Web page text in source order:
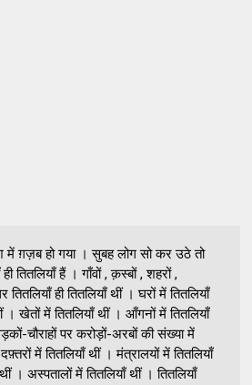
में ग़ज़ब हो गया । सुबह लोग सो कर उठे तो
तितलियाँ हैं । गाँवों , क़स्बों , शहरों ,
ही तितलियाँ थीं । घरों में तितलियाँ
। खेतों में तितलियाँ थीं । आँगनों में तितलियाँ
चौराहों पर करोड़ों-अरबों की संख्या में
में तितलियाँ थीं । मंत्रालयों में तितलियाँ
। अस्पतालों में तितलियाँ थीं । तितलियाँ